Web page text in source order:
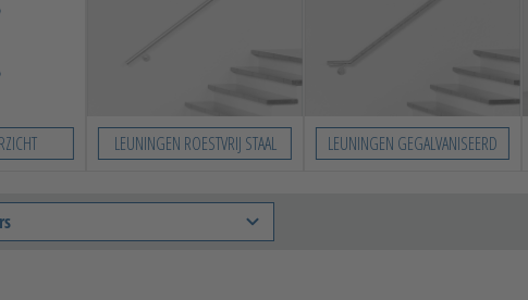
LEUNINGEN ROESTVRIJ STAAL LEUNINGEN GEGALVANISEERD